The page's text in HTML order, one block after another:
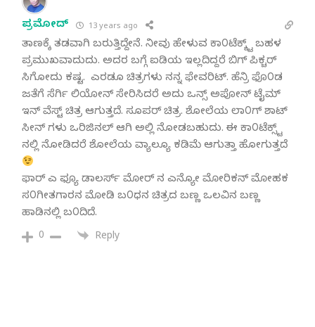
ಪ್ರಮೋದ್ 13 years ago
ತಾಣಕ್ಕೆ ತಡವಾಗಿ ಬರುತ್ತಿದ್ದೇನೆ. ನೀವು ಹೇಳುವ ಕಾ೦ಟೆಕ್ಶ್ಟ್ ಬಹಳ
ಪ್ರಮುಖವಾದುದು. ಅದರ ಬಗ್ಗೆ ಐಡಿಯ ಇಲ್ಲದಿದ್ದರೆ ಬಿಗ್ ಪಿಕ್ಚರ್
ಸಿಗೋದು ಕಷ್ಟ. ಎರಡೂ ಚಿತ್ರಗಳು ನನ್ನ ಫೇವರಿಟ್. ಹೆನ್ರಿ ಫೊ೦ಡ
ಜತೆಗೆ ಸೆರ್ಗಿ ಲಿಯೋನ್ ಸೇರಿಸಿದರೆ ಅದು ಒನ್ಸ್ ಅಪೋನ್ ಟೈಮ್
ಇನ್ ವೆಸ್ಟ್ ಚಿತ್ರ ಆಗುತ್ತದೆ. ಸೂಪರ್ ಚಿತ್ರ. ಶೋಲೆಯ ಲಾ೦ಗ್ ಶಾಟ್
ಸೀನ್ ಗಳು ಒರಿಜಿನಲ್ ಆಗಿ ಅಲ್ಲಿ ನೋಡಬಹುದು. ಈ ಕಾ೦ಟೆಕ್ಸ್ಟ್
ನಲ್ಲಿ ನೋಡಿದರೆ ಶೋಲೆಯ ವ್ಯಾಲ್ಯೂ ಕಡಿಮೆ ಆಗುತ್ತಾ ಹೋಗುತ್ತದೆ
ಫಾರ್ ಎ ಫ್ಯೂ ಡಾಲರ್ಸ್ ಮೋರ್ ನ ಎನ್ಯೋ ಮೋರಿಕನ್ ಮೋಹಕ
ಸ೦ಗೀತಗಾರನ ಮೋಡಿ ಬ೦ಧನ ಚಿತ್ರದ ಬಣ್ಣ ಒಲವಿನ ಬಣ್ಣ
ಹಾಡಿನಲ್ಲಿ ಬ೦ದಿದೆ.
0 Reply